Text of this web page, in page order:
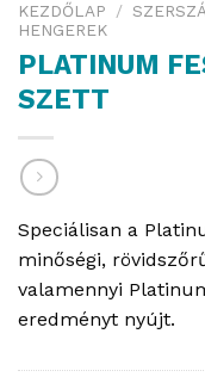
KEZDŐLAP /
HENGEREK
PLATINUM
SZETT
Speciálisan a
minőségi,
valamennyi
eredményt nyújt.